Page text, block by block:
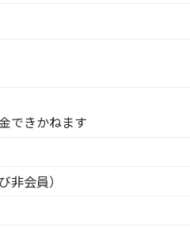
できかねます
会員）